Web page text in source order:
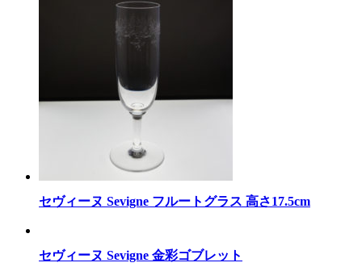
セヴィーヌ Sevigne フルートグラス 高さ17.5cm
セヴィーヌ Sevigne 金彩ゴブレット